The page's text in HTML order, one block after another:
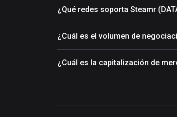
¿Qué redes soporta Steamr
¿Cuál es el volumen de
¿Cuál es la capitalización de